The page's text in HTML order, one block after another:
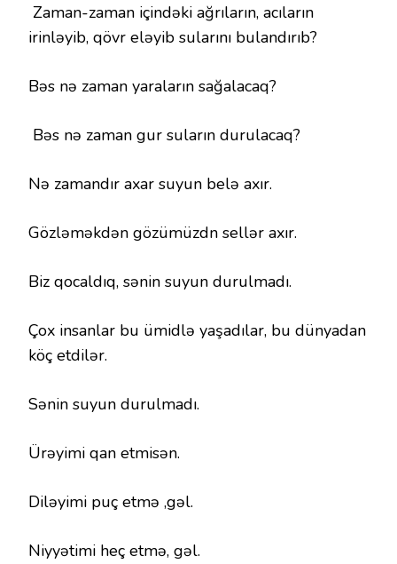
Zaman-zaman içindəki ağrıların, acıların
irinləyib, qövr eləyib sularını bulandırıb?
Bəs nə zaman yaraların sağalacaq?
Bəs nə zaman gur suların durulacaq?
Nə zamandır axar suyun belə axır.
Gözləməkdən gözümüzdn sellər axır.
Biz qocaldıq, sənin suyun durulmadı.
Çox insanlar bu ümidlə yaşadılar, bu dünyadan
köç etdilər.
Sənin suyun durulmadı.
Ürəyimi qan etmisən.
Diləyimi puç etmə ,gəl.
Niyyətimi heç etmə, gəl.